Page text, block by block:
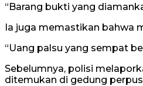
“Barang bukti yang
Ia juga memastikan bahwa
“Uang palsu yang sempat
Sebelumnya, polisi
ditemukan di gedung